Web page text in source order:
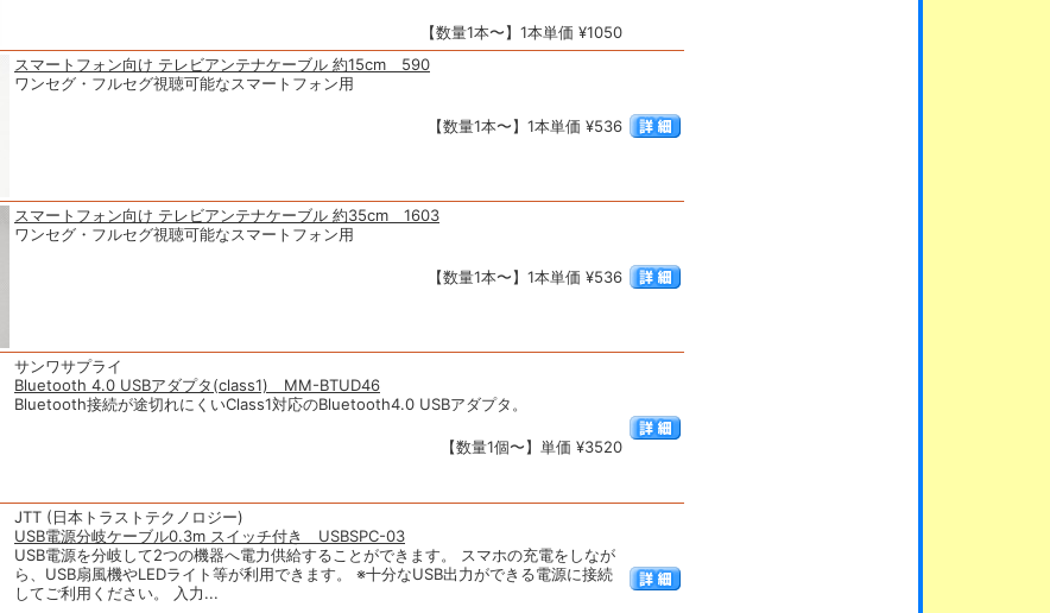
【数量1本〜】1本単価 ¥1050
スマートフォン向け テレビアンテナケーブル 約15cm 590
ワンセグ・フルセグ視聴可能なスマートフォン用
【数量1本〜】1本単価 ¥536
スマートフォン向け テレビアンテナケーブル 約35cm 1603
ワンセグ・フルセグ視聴可能なスマートフォン用
【数量1本〜】1本単価 ¥536
サンワサプライ
Bluetooth 4.0 USBアダプタ(class1) MM-BTUD46
Bluetooth接続が途切れにくいClass1対応のBluetooth4.0 USBアダプタ。
【数量1個〜】単価 ¥3520
JTT (日本トラストテクノロジー)
USB電源分岐ケーブル0.3m スイッチ付き USBSPC-03
USB電源を分岐して2つの機器へ電力供給することができます。 スマホの充電をしなが
ら、USB扇風機やLEDライト等が利用できます。 ※十分なUSB出力ができる電源に接続
してご利用ください。 入力...